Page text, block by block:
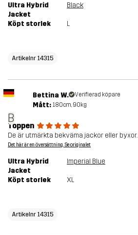
Ultra Hybrid
Jacket
Black
Köpt storlek L
Artikelnr 14315
B
Bettina W. Verifierad köpare
Mått: 180cm, 90kg
Toppen
De är utmärkta bekväma jackor eller byxor.
Det här är en översättning. Se originalet
Ultra Hybrid
Jacket
Imperial Blue
Köpt storlek XL
Artikelnr 14315